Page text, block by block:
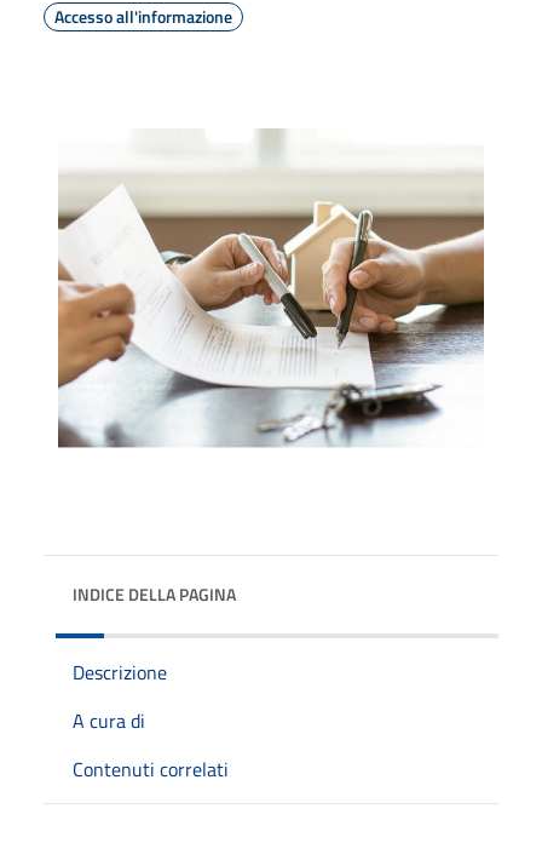
Accesso all'informazione
INDICE DELLA PAGINA
Descrizione
A cura di
Contenuti correlati